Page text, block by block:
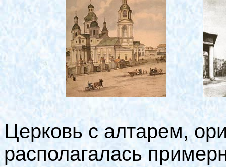
Церковь с алтарем,
располагалась